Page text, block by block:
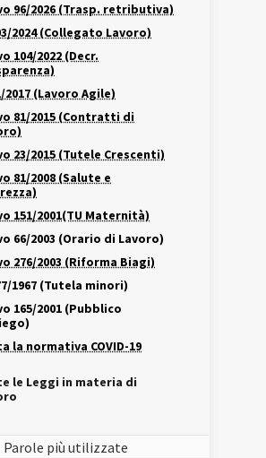
96/2026 (Trasp. retributiva)
2024 (Collegato Lavoro)
104/2022 (Decr.
2017 (Lavoro Agile)
81/2015 (Contratti di
23/2015 (Tutele Crescenti)
81/2008 (Salute e
151/2001(TU Maternità)
66/2003 (Orario di Lavoro)
276/2003 (Riforma Biagi)
1967 (Tutela minori)
165/2001 (Pubblico
la normativa COVID-19
le Leggi in materia di
Parole più utilizzate